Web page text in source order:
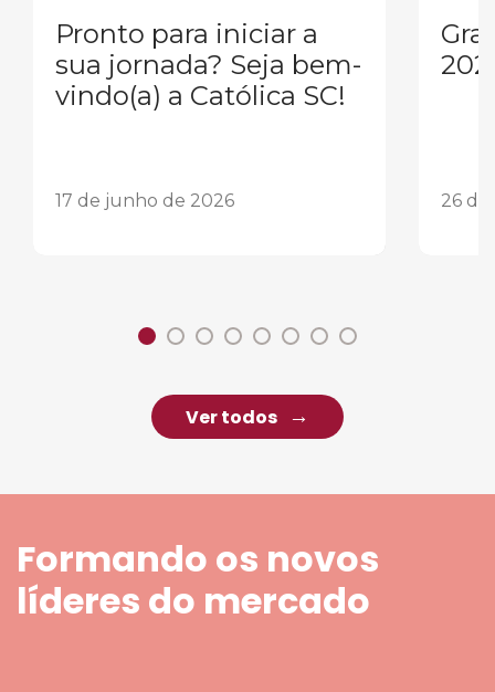
Pronto para iniciar a
sua jornada? Seja bem-
vindo(a) a Católica SC!
17 de junho de 2026 26 de
Ver todos
Formando os novos
líderes do mercado